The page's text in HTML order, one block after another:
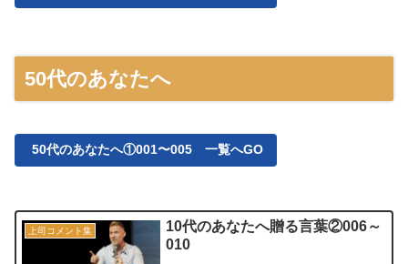
50代のあなたへ
50代のあなたへ①001〜005 一覧へGO
上司コメント集
10代のあなたへ贈る言葉②006～
010